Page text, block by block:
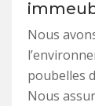
Nous
poubelles
Nous